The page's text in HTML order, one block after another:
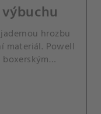
hrozbu
materiál. Powell